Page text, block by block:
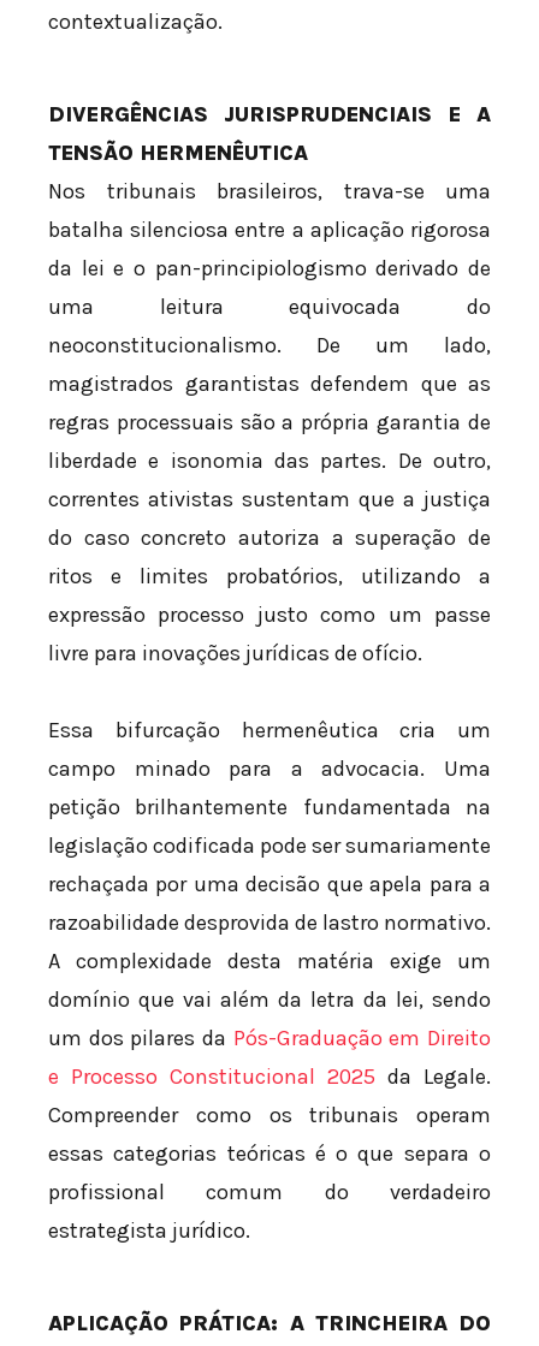
contextualização.
DIVERGÊNCIAS JURISPRUDENCIAIS E A
TENSÃO HERMENÊUTICA
Nos tribunais brasileiros, trava-se uma
batalha silenciosa entre a aplicação rigorosa
da lei e o pan-principiologismo derivado de
uma leitura equivocada do
neoconstitucionalismo. De um lado,
magistrados garantistas defendem que as
regras processuais são a própria garantia de
liberdade e isonomia das partes. De outro,
correntes ativistas sustentam que a justiça
do caso concreto autoriza a superação de
ritos e limites probatórios, utilizando a
expressão processo justo como um passe
livre para inovações jurídicas de ofício.
Essa bifurcação hermenêutica cria um
campo minado para a advocacia. Uma
petição brilhantemente fundamentada na
legislação codificada pode ser sumariamente
rechaçada por uma decisão que apela para a
razoabilidade desprovida de lastro normativo.
A complexidade desta matéria exige um
domínio que vai além da letra da lei, sendo
um dos pilares da Pós-Graduação em Direito
e Processo Constitucional 2025 da Legale.
Compreender como os tribunais operam
essas categorias teóricas é o que separa o
profissional comum do verdadeiro
estrategista jurídico.
APLICAÇÃO PRÁTICA: A TRINCHEIRA DO